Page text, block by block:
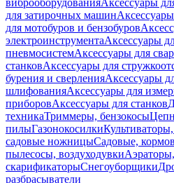
виброоборудованияАксессуары
для затирочных машин
для мотобуров и бензобуров
электроинструментаАксессуары
пневмосистемАксессуары для
станковАксессуары для
бурения и сверленияАксессуары
шлифованияАксессуары для
приборовАксессуары для станков
техникаТриммеры, бензокосы
пилыГазонокосилки
садовые ножницыСадовые,
пылесосы, воздуходувкиАэраторы,
скарификаторыСнегоуборщики
разбрасыватели